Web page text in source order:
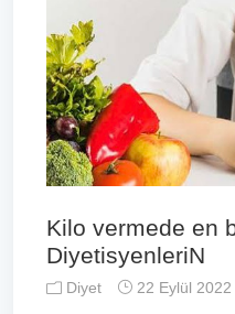
Kilo vermede en
DiyetisyenleriN
Diyet 22 Eylül 2022